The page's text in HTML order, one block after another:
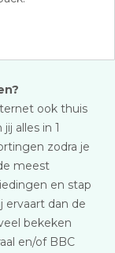
ook thuis
alles in 1
zodra je
meest
en stap
ervaart dan de
bekeken
en/of BBC